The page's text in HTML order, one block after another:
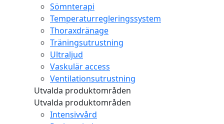
Sömnterapi
Temperaturregleringssystem
Thoraxdränage
Träningsutrustning
Ultraljud
Vaskulär access
Ventilationsutrustning
Utvalda produktområden
Utvalda produktområden
Intensivvård